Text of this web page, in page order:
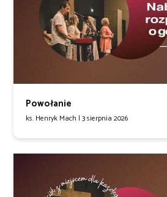
Powołanie
ks. Henryk Mach | 3 sierpnia 2026